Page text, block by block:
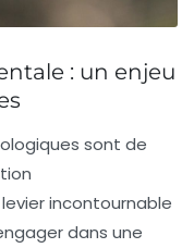
: un enjeu
sont de
incontournable
dans une